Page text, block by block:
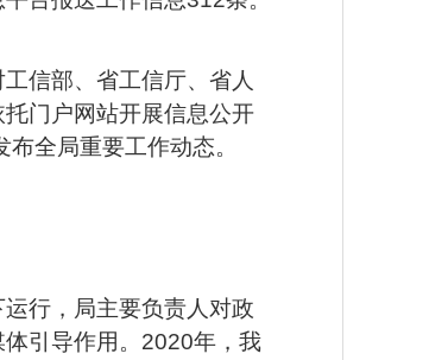
信部、省工信厅、省人
门户网站开展信息公开
全局重要工作动态。
行，局主要负责人对政
引导作用。2020年，我